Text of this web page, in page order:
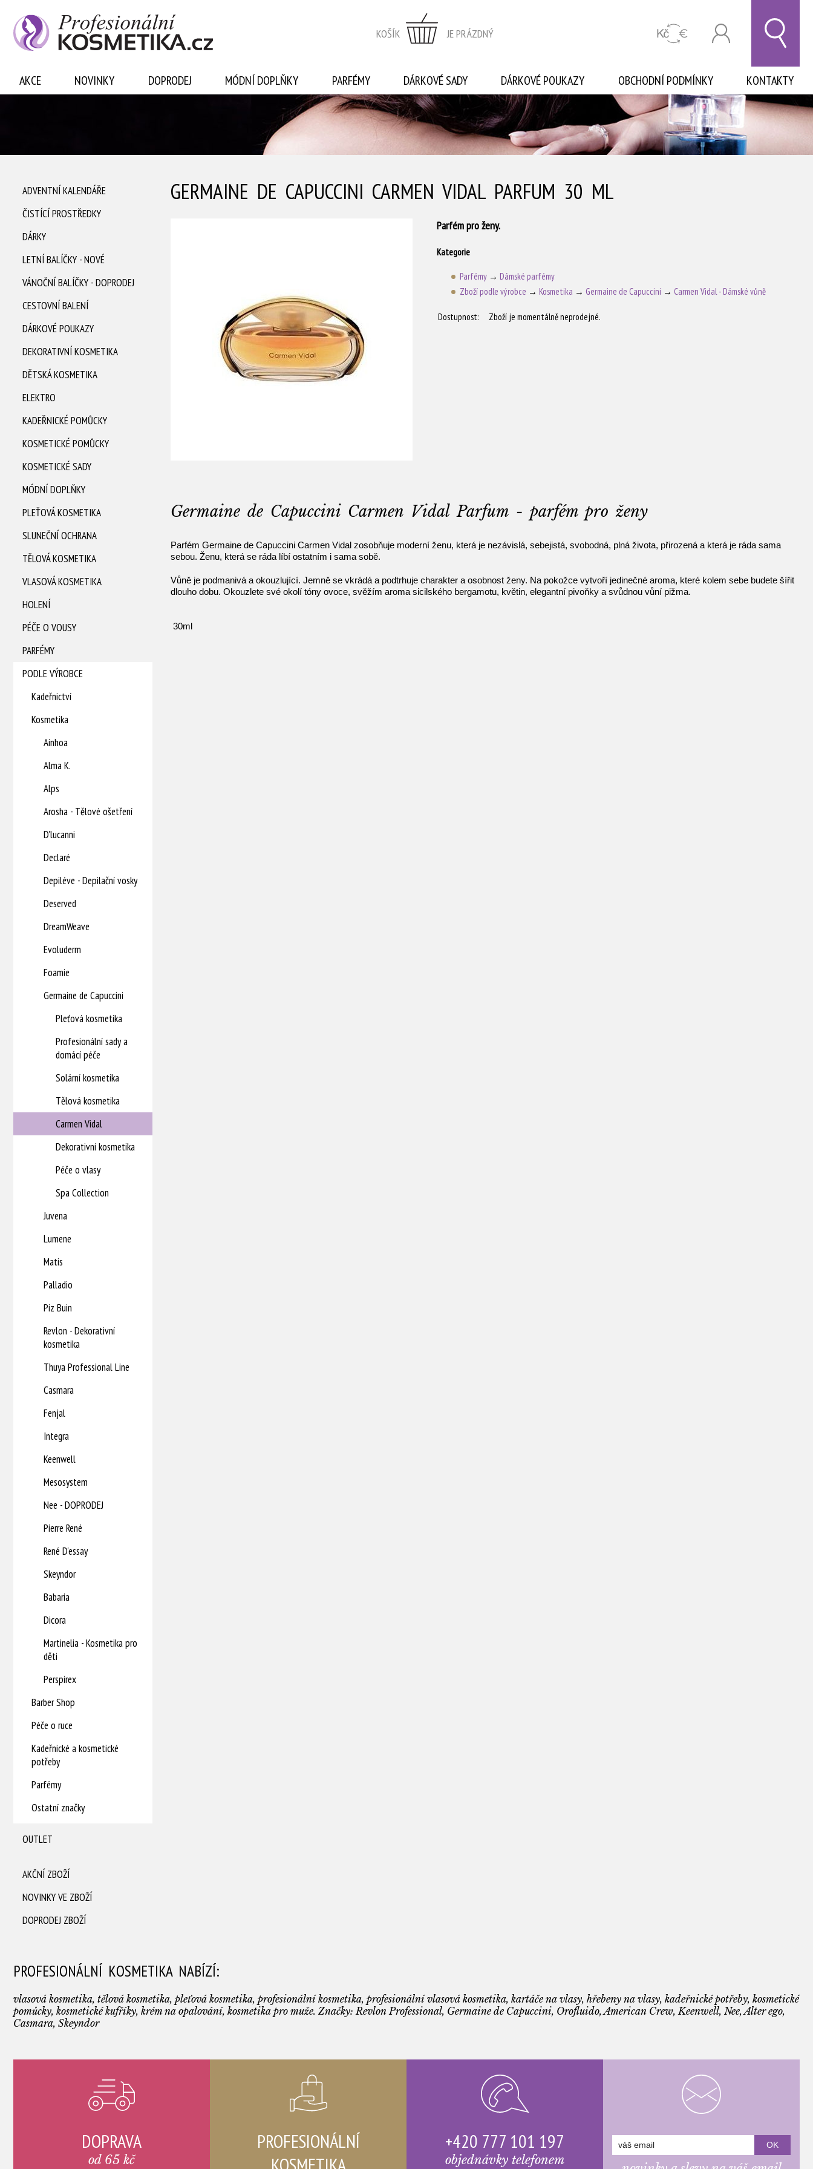
KOŠÍK JE PRÁZDNÝ
AKCE NOVINKY DOPRODEJ MÓDNÍ DOPLŇKY PARFÉMY DÁRKOVÉ SADY DÁRKOVÉ POUKAZY OBCHODNÍ PODMÍNKY KONTAKTY
ADVENTNÍ KALENDÁŘE
ČISTÍCÍ PROSTŘEDKY
DÁRKY
LETNÍ BALÍČKY - NOVÉ
VÁNOČNÍ BALÍČKY - DOPRODEJ
CESTOVNÍ BALENÍ
DÁRKOVÉ POUKAZY
DEKORATIVNÍ KOSMETIKA
DĚTSKÁ KOSMETIKA
ELEKTRO
KADEŘNICKÉ POMŮCKY
KOSMETICKÉ POMŮCKY
KOSMETICKÉ SADY
MÓDNÍ DOPLŇKY
PLEŤOVÁ KOSMETIKA
SLUNEČNÍ OCHRANA
TĚLOVÁ KOSMETIKA
VLASOVÁ KOSMETIKA
HOLENÍ
PÉČE O VOUSY
PARFÉMY
PODLE VÝROBCE
Kadeřnictví
Kosmetika
Ainhoa
Alma K.
Alps
Arosha - Tělové ošetření
D'lucanni
Declaré
Depiléve - Depilační vosky
Deserved
DreamWeave
Evoluderm
Foamie
Germaine de Capuccini
Pleťová kosmetika
Profesionální sady a
domácí péče
Solární kosmetika
Tělová kosmetika
Carmen Vidal
Dekorativní kosmetika
Péče o vlasy
Spa Collection
Juvena
Lumene
Matis
Palladio
Piz Buin
Revlon - Dekorativní
kosmetika
Thuya Professional Line
Casmara
Fenjal
Integra
Keenwell
Mesosystem
Nee - DOPRODEJ
Pierre René
René D'essay
Skeyndor
Babaria
Dicora
Martinelia - Kosmetika pro
děti
Perspirex
Barber Shop
Péče o ruce
Kadeřnické a kosmetické
potřeby
Parfémy
Ostatní značky
OUTLET
AKČNÍ ZBOŽÍ
NOVINKY VE ZBOŽÍ
DOPRODEJ ZBOŽÍ
GERMAINE DE CAPUCCINI CARMEN VIDAL PARFUM 30 ML
Parfém pro ženy.
Kategorie
Parfémy→ Dámské parfémy
Zboží podle výrobce → Kosmetika → Germaine de Capuccini → Carmen Vidal - Dámské vůně
Dostupnost: Zboží je momentálně neprodejné.
Germaine de Capuccini Carmen Vidal Parfum - parfém pro ženy
Parfém Germaine de Capuccini Carmen Vidal zosobňuje moderní ženu, která je nezávislá, sebejistá, svobodná, plná života, přirozená a která je ráda sama
sebou. Ženu, která se ráda líbí ostatním i sama sobě.
Vůně je podmanivá a okouzlující. Jemně se vkrádá a podtrhuje charakter a osobnost ženy. Na pokožce vytvoří jedinečné aroma, které kolem sebe budete šířit
dlouho dobu. Okouzlete své okolí tóny ovoce, svěžím aroma sicilského bergamotu, květin, elegantní pivoňky a svůdnou vůní pižma.
30ml
PROFESIONÁLNÍ KOSMETIKA NABÍZÍ:
vlasová kosmetika, tělová kosmetika, pleťová kosmetika, profesionální kosmetika, profesionální vlasová kosmetika, kartáče na vlasy, hřebeny na vlasy, kadeřnické potřeby, kosmetické
pomůcky, kosmetické kufříky, krém na opalování, kosmetika pro muže. Značky: Revlon Professional, Germaine de Capuccini, Orofluido, American Crew, Keenwell, Nee, Alter ego,
Casmara, Skeyndor
DOPRAVA
od 65 kč
PROFESIONÁLNÍ
+420 777 101 197
objednávky telefonem